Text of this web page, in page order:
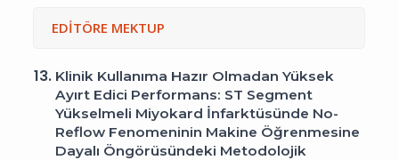
EDİTÖRE MEKTUP
13. Klinik Kullanıma Hazır Olmadan Yüksek
Ayırt Edici Performans: ST Segment
Yükselmeli Miyokard İnfarktüsünde No-
Reflow Fenomeninin Makine Öğrenmesine
Dayalı Öngörüsündeki Metodolojik